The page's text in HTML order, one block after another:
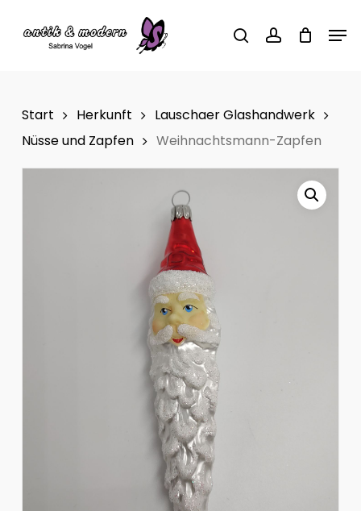
searchaccount
Start Herkunft
Lauschaer Glashandwerk
Nüsse und Zapfen
Weihnachtsmann-Zapfen